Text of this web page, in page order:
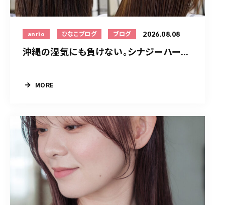
anrio ひなこブログ ブログ 2026.08.08
沖縄の湿気にも負けない。シナジーハー...
MORE